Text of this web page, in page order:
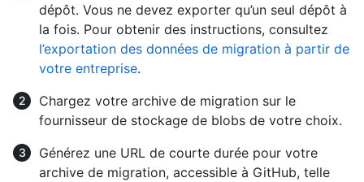
dépôt. Vous ne devez exporter qu’un seul dépôt à
la fois. Pour obtenir des instructions, consultez
l’exportation des données de migration à partir de
votre entreprise.
Chargez votre archive de migration sur le
fournisseur de stockage de blobs de votre choix.
Générez une URL de courte durée pour votre
archive de migration, accessible à GitHub, telle